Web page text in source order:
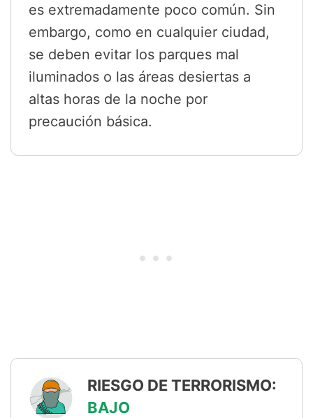
es extremadamente poco común. Sin
embargo, como en cualquier ciudad,
se deben evitar los parques mal
iluminados o las áreas desiertas a
altas horas de la noche por
precaución básica.
RIESGO DE TERRORISMO:
BAJO